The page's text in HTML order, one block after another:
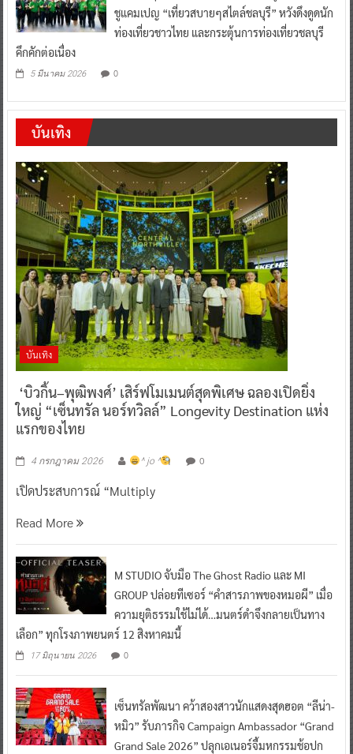
ชูแคมเปญ “เที่ยวสบายๆสไตล์ชลบุรี” หวังดึงดูดนัก
ท่องเที่ยวชาวไทย และกระตุ้นการท่องเที่ยวชลบุรี
คึกคักต่อเนื่อง
5 มีนาคม 2026 0
บันเทิง
บันเทิง
‘บิวกิ้น–พุฒิพงศ์’ เสิร์ฟโมเมนต์สุดพิเศษ ฉลองเปิดยิ่ง
ใหญ่ “เซ็นทรัล นอร์ทวิลล์” Longevity Destination แห่ง
แรกของไทย
4 กรกฎาคม 2026 ^ jo ^ 0
เปิดประสบการณ์ “Multiply
Read More
M STUDIO จับมือ The Ghost Radio และ MI
GROUP ปล่อยทีเซอร์ “คำสารภาพของหมอผี” เมื่อ
ความยุติธรรมใช้ไม่ได้…มนตร์ดำจึงกลายเป็นทาง
เลือก” ทุกโรงภาพยนตร์ 12 สิงหาคมนี้
17 มิถุนายน 2026 0
เซ็นทรัลพัฒนา คว้าสองสาวนักแสดงสุดฮอต “ลีน่า-
หมิว” รับภารกิจ Campaign Ambassador “Grand
Grand Sale 2026” ปลุกเอเนอร์จี้มหกรรมช้อปก